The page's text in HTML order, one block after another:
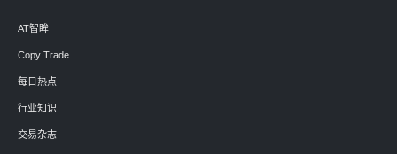
AT智眸
Copy Trade
每日热点
行业知识
交易杂志